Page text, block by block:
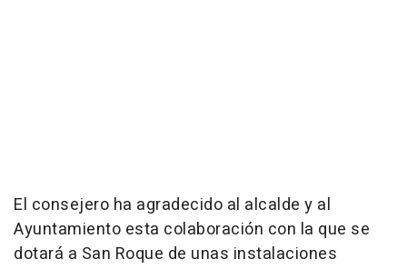
El consejero ha agradecido al alcalde y al
Ayuntamiento esta colaboración con la que se
dotará a San Roque de unas instalaciones